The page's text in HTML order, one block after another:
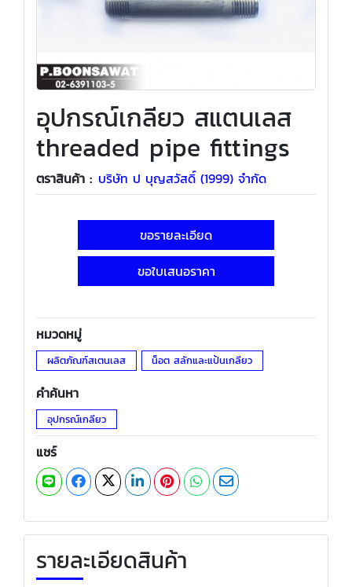
อุปกรณ์เกลียว สแตนเลส
threaded pipe fittings
ตราสินค้า : บริษัท ป บุญสวัสดิ์ (1999) จำกัด
ขอรายละเอียด
ขอใบเสนอราคา
หมวดหมู่
ผลิตภัณฑ์สเตนเลส น็อต สลักและแป้นเกลียว
คำค้นหา
อุปกรณ์เกลียว
แชร์
รายละเอียดสินค้า